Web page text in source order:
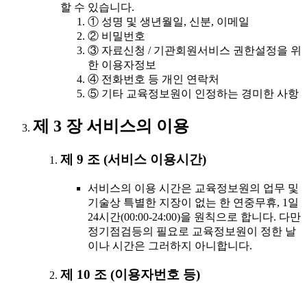
할 수 있습니다.
① 성명 및 생년월일, 신분, 이메일
② 비밀번호
③ 자료신청 / 기관회원서비스 권한설정을 위
한 이용자정보
④ 전화번호 등 개인 연락처
⑤ 기타 교육정보원이 인정하는 경미한 사항
제 3 장 서비스의 이용
제 9 조 (서비스 이용시간)
서비스의 이용 시간은 교육정보원의 업무 및
기술상 특별한 지장이 없는 한 연중무휴, 1일
24시간(00:00-24:00)을 원칙으로 합니다. 다만
정기점검등의 필요로 교육정보원이 정한 날
이나 시간은 그러하지 아니합니다.
제 10 조 (이용자번호 등)